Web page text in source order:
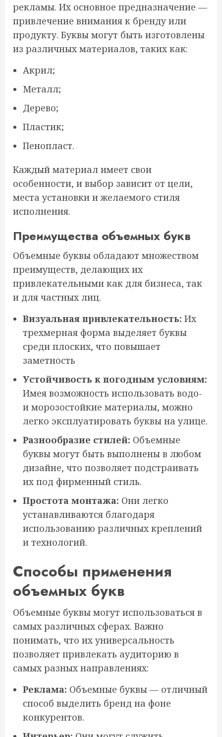
рекламы. Их основное предназначение —
привлечение внимания к бренду или
продукту. Буквы могут быть изготовлены
из различных материалов, таких как:
Акрил;
Металл;
Дерево;
Пластик;
Пенопласт.
Каждый материал имеет свои
особенности, и выбор зависит от цели,
места установки и желаемого стиля
исполнения.
Преимущества объемных букв
Объемные буквы обладают множеством
преимуществ, делающих их
привлекательными как для бизнеса, так
и для частных лиц.
Визуальная привлекательность: Их
трехмерная форма выделяет буквы
среди плоских, что повышает
заметность
Устойчивость к погодным условиям:
Имея возможность использовать водо-
и морозостойкие материалы, можно
легко эксплуатировать буквы на улице.
Разнообразие стилей: Объемные
буквы могут быть выполнены в любом
дизайне, что позволяет подстраивать
их под фирменный стиль.
Простота монтажа: Они легко
устанавливаются благодаря
использованию различных креплений
и технологий.
Способы применения
объемных букв
Объемные буквы могут использоваться в
самых различных сферах. Важно
понимать, что их универсальность
позволяет привлекать аудиторию в
самых разных направлениях:
Реклама: Объемные буквы — отличный
способ выделить бренд на фоне
конкурентов.